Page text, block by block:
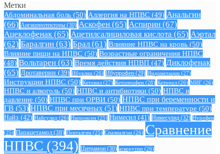
Метки
Абдоминальная боль (50) Аллергия на НПВС (49) Анальгин
(66) Ангиопротекторы (30) Аскофен (65) Аспирин (67)
Ацеклофенак (65) Ацетилсалициловая кислота (65) Аэртал
(62) Баралгин (63) Брал (61) Влияние НПВС на кровь (50)
Влияние пищи на НПВС (50) Возрастные ограничения НПВС
(48) Вольтарен (63) Время действия НПВП (47) Диклофенак
(65) Дротаверин (39) Ибуклин (26) Ибупрофен (29) Индометацин (27)
Инструкции НПВС (50) Кетонал (27) Кетопрофен (28) Кеторол (26) МИГ (26)
НПВС и алкоголь (50) НПВС и антибиотики (50) НПВС и
давление (50) НПВС при ОРВИ (50) НПВС при беременности и
ГВ (53) НПВС при месячных (51) НПВС при температуре (50)
Найз (42) Найсулид (26) Напроксен (25) Нимесил (41) Нимесулид (32) Нурофен
(25) Парацетамол (38) Пенталгин (25) Спазмалгон (26) Сравнение
НПВС (394) Цитрамон (30) аскорутин (26)